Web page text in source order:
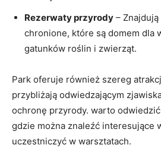
Rezerwaty ‌przyrody –
chronione, ‍które są‌ domem ⁢dla
gatunków roślin‌ i zwierząt.
Park oferuje również szereg
przybliżają⁢ odwiedzającym‌
ochronę przyrody. warto
gdzie można znaleźć interesujące
uczestniczyć w warsztatach.